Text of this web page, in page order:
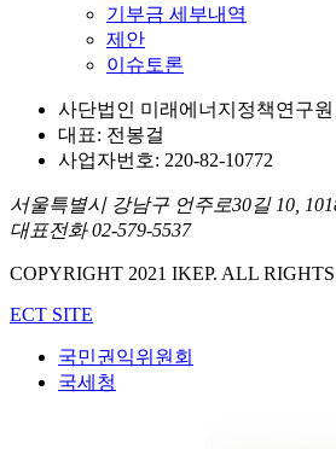
기부금 세부내역
제안
이슈토론
사단법인 미래에너지정책연구원
대표: 전봉걸
사업자번호: 220-82-10772
서울특별시 강남구 언주로30길 10,
대표전화 02-579-5537
COPYRIGHT 2021 IKEP. ALL
ECT SITE
국민권익위원회
국세청